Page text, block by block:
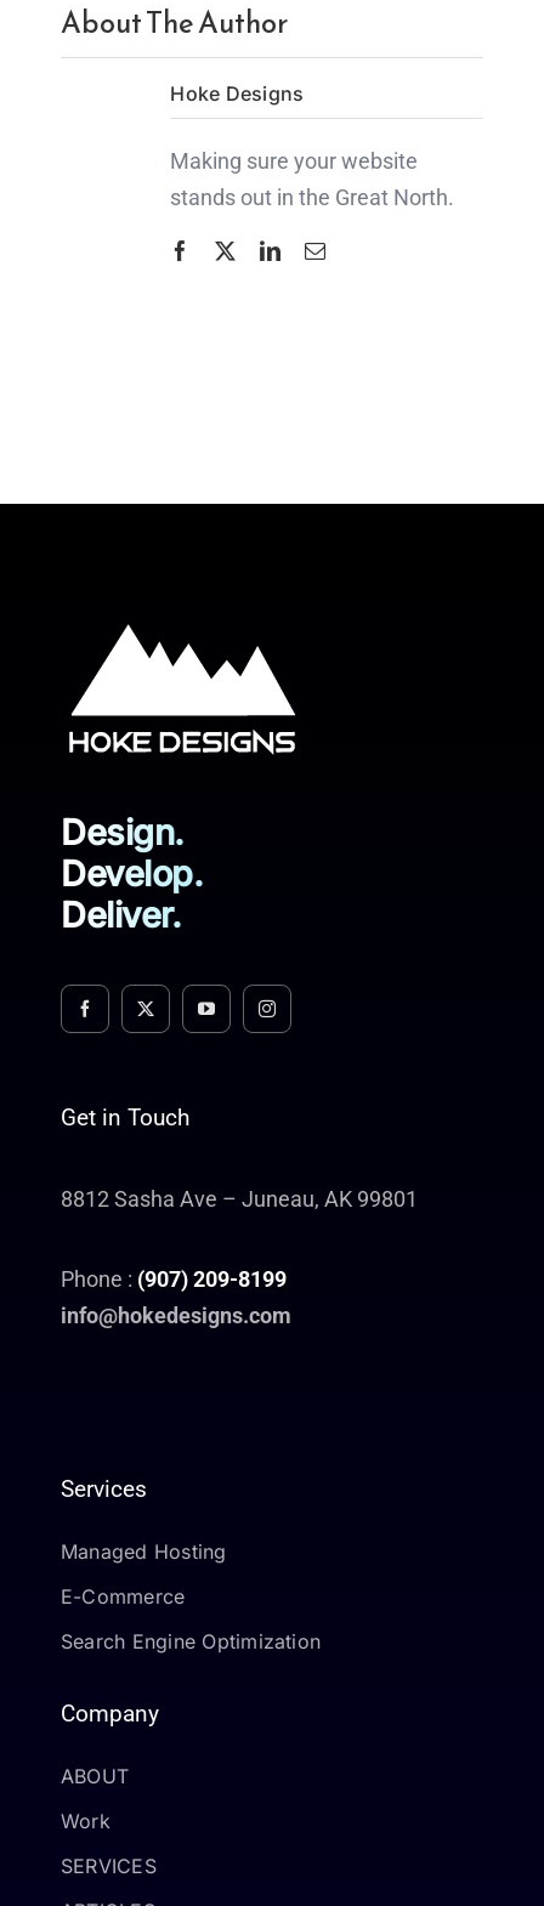
About The Author
Hoke Designs
Making sure your website
stands out in the Great North.
Design.
Develop.
Deliver.
Get in Touch
8812 Sasha Ave – Juneau, AK 99801
Phone : (907) 209-8199
info@hokedesigns.com
Services
Managed Hosting
E-Commerce
Search Engine Optimization
Company
ABOUT
Work
SERVICES